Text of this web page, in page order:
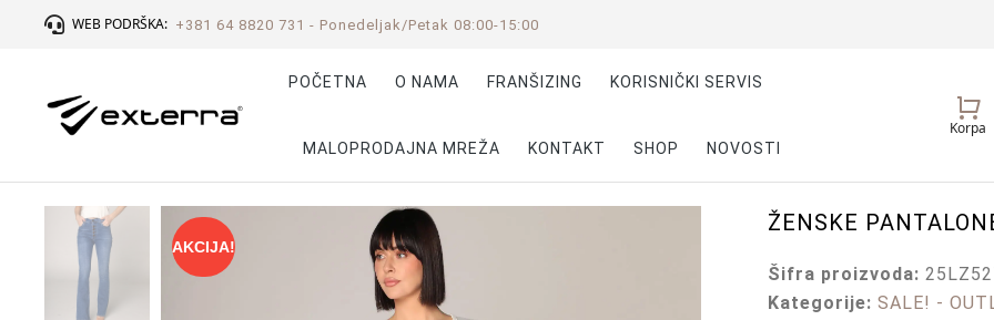
WEB PODRŠKA: +381 64 8820 731 - Ponedeljak/Petak 08:00-15:00
POČETNA O NAMA FRANŠIZING KORISNIČKI SERVIS
MALOPRODAJNA MREŽA KONTAKT SHOP NOVOSTI
Vaš
nalog
Korpa
AKCIJA!
ŽENSKE
Šifra proizvoda:
Kategorije: SALE! -